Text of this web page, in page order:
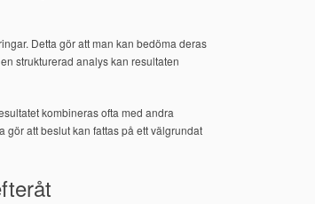
Detta gör att man kan bedöma deras
strukturerad analys kan resultaten
kombineras ofta med andra
gör att beslut kan fattas på ett välgrundat